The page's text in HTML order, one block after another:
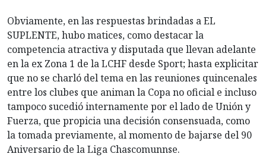
Obviamente, en las respuestas brindadas a EL
SUPLENTE, hubo matices, como destacar la
competencia atractiva y disputada que llevan adelante
en la ex Zona 1 de la LCHF desde Sport; hasta explicitar
que no se charló del tema en las reuniones quincenales
entre los clubes que animan la Copa no oficial e incluso
tampoco sucedió internamente por el lado de Unión y
Fuerza, que propicia una decisión consensuada, como
la tomada previamente, al momento de bajarse del 90
Aniversario de la Liga Chascomunnse.